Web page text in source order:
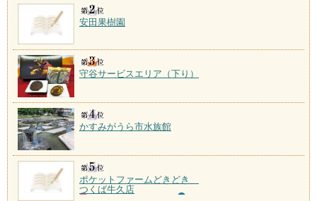
安田果樹園
守谷サービスエリア（下り）
かすみがうら市水族館
ポケットファームどきどき
つくば牛久店